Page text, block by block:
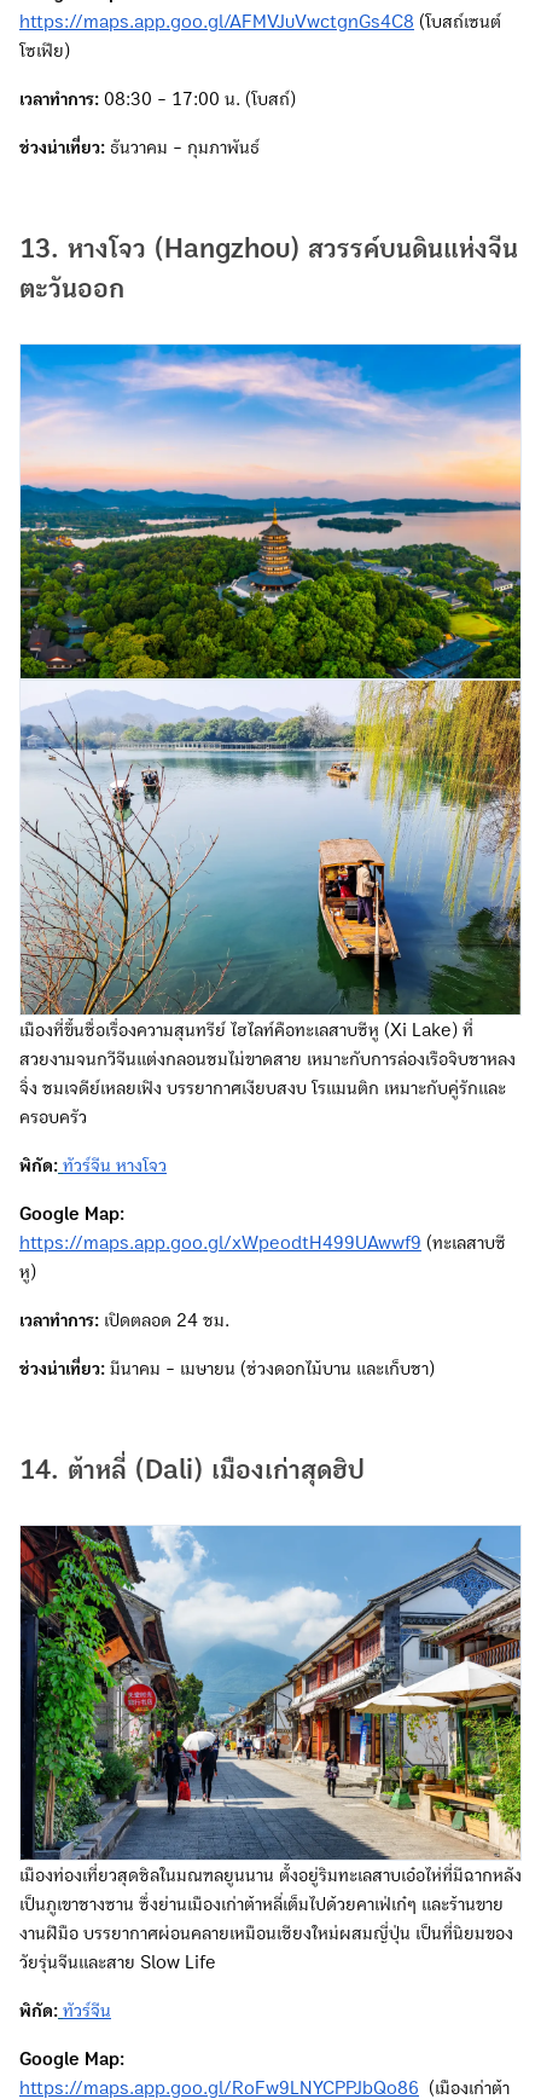
https://maps.app.goo.gl/AFMVJuVwctgnGs4C8 (โบสถ์เซนต์
โซเฟีย)
เวลาทำการ: 08:30 - 17:00 น. (โบสถ์)
ช่วงน่าเที่ยว: ธันวาคม - กุมภาพันธ์
13. หางโจว (Hangzhou) สวรรค์บนดินแห่งจีน
ตะวันออก
เมืองที่ขึ้นชื่อเรื่องความสุนทรีย์ ไฮไลท์คือทะเลสาบซีหู (Xi Lake) ที่
สวยงามจนกวีจีนแต่งกลอนชมไม่ขาดสาย เหมาะกับการล่องเรือจิบชาหลง
จิ่ง ชมเจดีย์เหลยเฟิง บรรยากาศเงียบสงบ โรแมนติก เหมาะกับคู่รักและ
ครอบครัว
พิกัด: ทัวร์จีน หางโจว
Google Map:
https://maps.app.goo.gl/xWpeodtH499UAwwf9 (ทะเลสาบซี
หู)
เวลาทำการ: เปิดตลอด 24 ชม.
ช่วงน่าเที่ยว: มีนาคม - เมษายน (ช่วงดอกไม้บาน และเก็บชา)
14. ต้าหลี่ (Dali) เมืองเก่าสุดฮิป
เมืองท่องเที่ยวสุดชิลในมณฑลยูนนาน ตั้งอยู่ริมทะเลสาบเอ๋อไห่ที่มีฉากหลัง
เป็นภูเขาชางซาน ซึ่งย่านเมืองเก่าต้าหลี่เต็มไปด้วยคาเฟ่เก๋ๆ และร้านขาย
งานฝีมือ บรรยากาศผ่อนคลายเหมือนเชียงใหม่ผสมญี่ปุ่น เป็นที่นิยมของ
วัยรุ่นจีนและสาย Slow Life
พิกัด: ทัวร์จีน
Google Map:
https://maps.app.goo.gl/RoFw9LNYCPPJbQo86 (เมืองเก่าต้า